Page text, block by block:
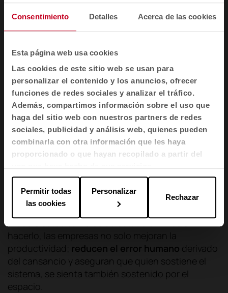
Consentimiento Detalles Acerca de las cookies
Esta página web usa cookies
Las cookies de este sitio web se usan para
personalizar el contenido y los anuncios, ofrecer
funciones de redes sociales y analizar el tráfico.
Además, compartimos información sobre el uso que
haga del sitio web con nuestros partners de redes
sociales, publicidad y análisis web, quienes pueden
combinarla con otra información que les haya
proporcionado o que hayan recopilado a partir del
Permitir todas
las cookies
Personalizar
Rechazar
Zona operativa dentro del Hosptital 12 de Octubre de Madrid.
Blindar la atención. Ese es el objetivo de las
zonas operativas, donde la ergonomía
avanzada y el confort acústico se unen para
interrupciones.
El mobiliario debe ser la herramienta flexible que
articule estos cambios de estado sin fricción. Al
hacerlo, las empresas no solo mejoran la
productividad; reducen el error humano derivado
del cansancio y aseguran que quien sostiene el
sistema, se sienta también sostenido por el
espacio.